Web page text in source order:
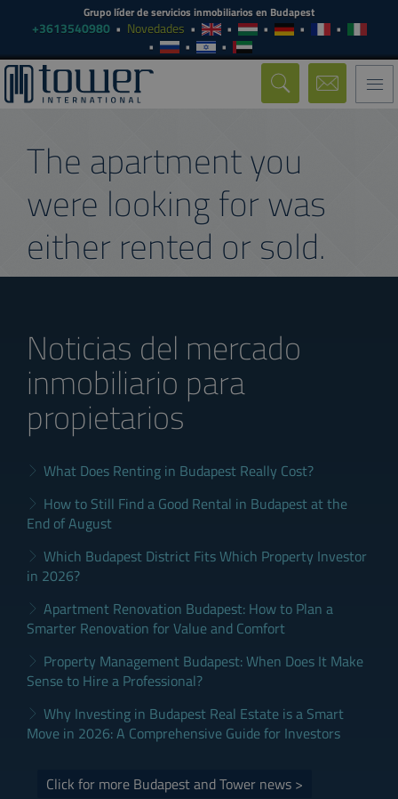
Grupo líder de servicios inmobiliarios en Budapest
+3613540980 Novedades
The apartment you
were looking for was
either rented or sold.
Noticias del mercado
inmobiliario para
propietarios
What Does Renting in Budapest Really Cost?
How to Still Find a Good Rental in Budapest at the
End of August
Which Budapest District Fits Which Property Investor
in 2026?
Apartment Renovation Budapest: How to Plan a
Smarter Renovation for Value and Comfort
Property Management Budapest: When Does It Make
Sense to Hire a Professional?
Why Investing in Budapest Real Estate is a Smart
Move in 2026: A Comprehensive Guide for Investors
Click for more Budapest and Tower news >